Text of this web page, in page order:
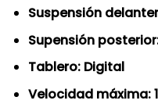
Suspensión
Supensión
Tablero: Digital
Velocidad máxima: